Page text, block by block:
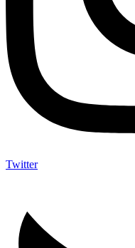
Twitter